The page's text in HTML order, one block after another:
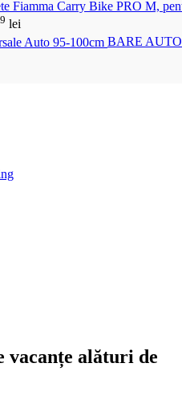
lei
BARE
vacanțe alături de